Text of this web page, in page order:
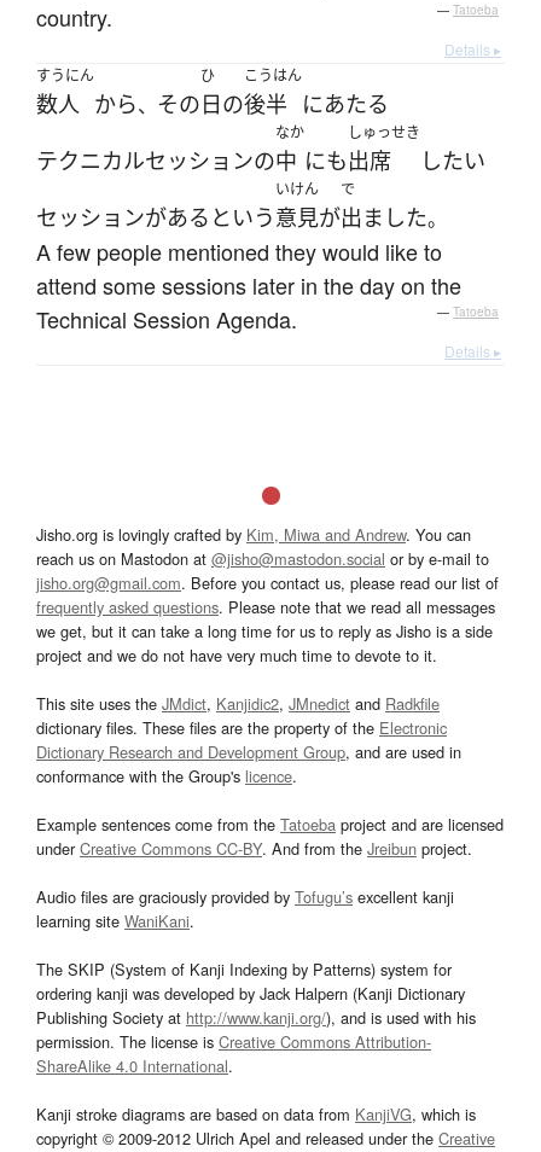
country.
— Tatoeba
Details ▸
すうにん
数人 から、 その
ひ
日の
こうはん
後半 にあたる
テクニカルセッションの
なか
中 にも
しゅっせき
出席
したい
セッションがある という
いけん
意見が
で
出ました。
A few people mentioned they would like to
attend some sessions later in the day on the
Technical Session Agenda.
— Tatoeba
Details ▸
Jisho.org is lovingly crafted by Kim, Miwa and Andrew. You can
reach us on Mastodon at @jisho@mastodon.social or by e-mail to
jisho.org@gmail.com. Before you contact us, please read our list of
frequently asked questions. Please note that we read all messages
we get, but it can take a long time for us to reply as Jisho is a side
project and we do not have very much time to devote to it.
This site uses the JMdict, Kanjidic2, JMnedict and Radkfile
dictionary files. These files are the property of the Electronic
Dictionary Research and Development Group, and are used in
conformance with the Group's licence.
Example sentences come from the Tatoeba project and are licensed
underCreative Commons CC-BY. And from the Jreibun project.
Audio files are graciously provided by Tofugu’s excellent kanji
learning site WaniKani.
The SKIP (System of Kanji Indexing by Patterns) system for
ordering kanji was developed by Jack Halpern (Kanji Dictionary
Publishing Society at http://www.kanji.org/), and is used with his
permission. The license is Creative Commons Attribution-
ShareAlike 4.0 International.
Kanji stroke diagrams are based on data from KanjiVG, which is
copyright © 2009-2012 Ulrich Apel and released under the Creative